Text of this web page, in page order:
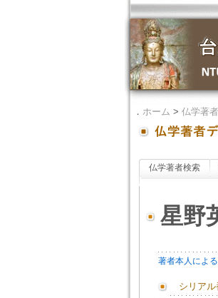
． ホーム > 仏学著
仏学著者検索
星野
著者本人によ
シリアル